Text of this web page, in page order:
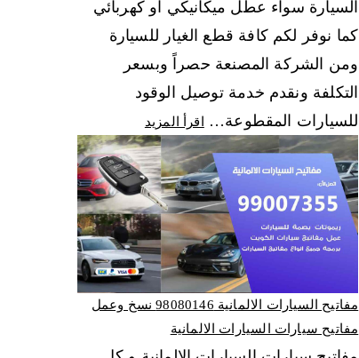
السيارة سواء عطل ميكانيكي او كهربائي
كما نوفر لكم كافة قطع الغيار للسيارة
ومن الشركة المصنعة حصراً وبسعر
التكلفة ونقدم خدمة توصيل الوقود
للسيارات المقطوعة…
اقرأ المزيد
مفاتيح السيارات الالمانية 98080146‬ نسخ وعمل
مفاتيح سيارات السيارات الالمانية